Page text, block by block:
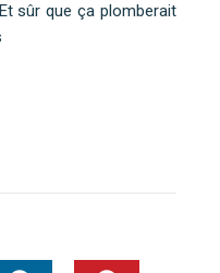
sûr que ça plomberait